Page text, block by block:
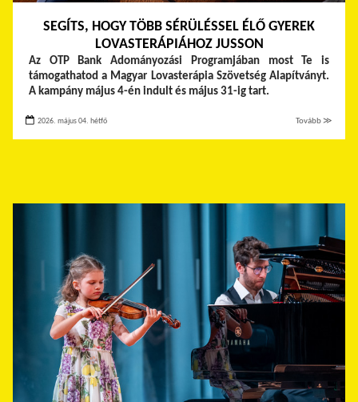
SEGÍTS, HOGY TÖBB SÉRÜLÉSSEL ÉLŐ GYEREK
LOVASTERÁPIÁHOZ JUSSON
Az OTP Bank Adományozási Programjában most Te is
támogathatod a Magyar Lovasterápia Szövetség Alapítványt.
A kampány május 4-én indult és május 31-ig tart.
2026. május 04. hétfő Tovább ≫